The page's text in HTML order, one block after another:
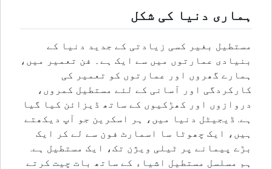
ہماری دنیا کی شکل
مستطیل بغیر کسی زیادتی کے جدید دنیا کے
بنیادی عمارتوں میں سے ایک ہے۔ فن تعمیر میں،
ہمارے گھروں اور عمارتوں کو تعمیر کی
کارکردگی اور آسانی کے لئے مستطیل کمروں،
دروازوں اور کھڑکیوں کے ساتھ ڈیزائن کیا گیا
ہے. ڈیجیٹل دنیا میں، ہر اسکرین جو آپ دیکھتے
ہیں، ایک چھوٹا سا اسمارٹ فون سے لے کر ایک
بڑے پیمانے پر ٹیلی ویژن تک، ایک مستطیل ہے.
ہم مسلسل مستطیل اشیاء کے ساتھ بات چیت کرتے